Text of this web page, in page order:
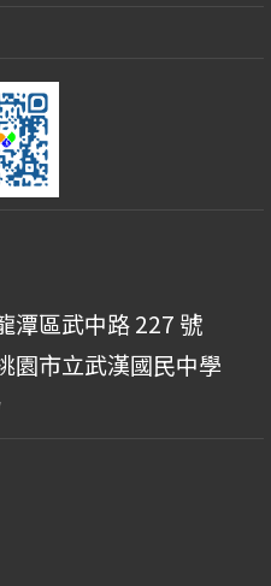
潭區武中路 227 號
園市立武漢國民中學